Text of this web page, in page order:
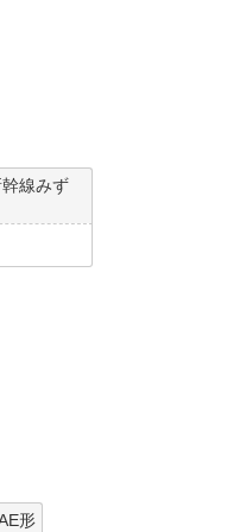
線みず
形